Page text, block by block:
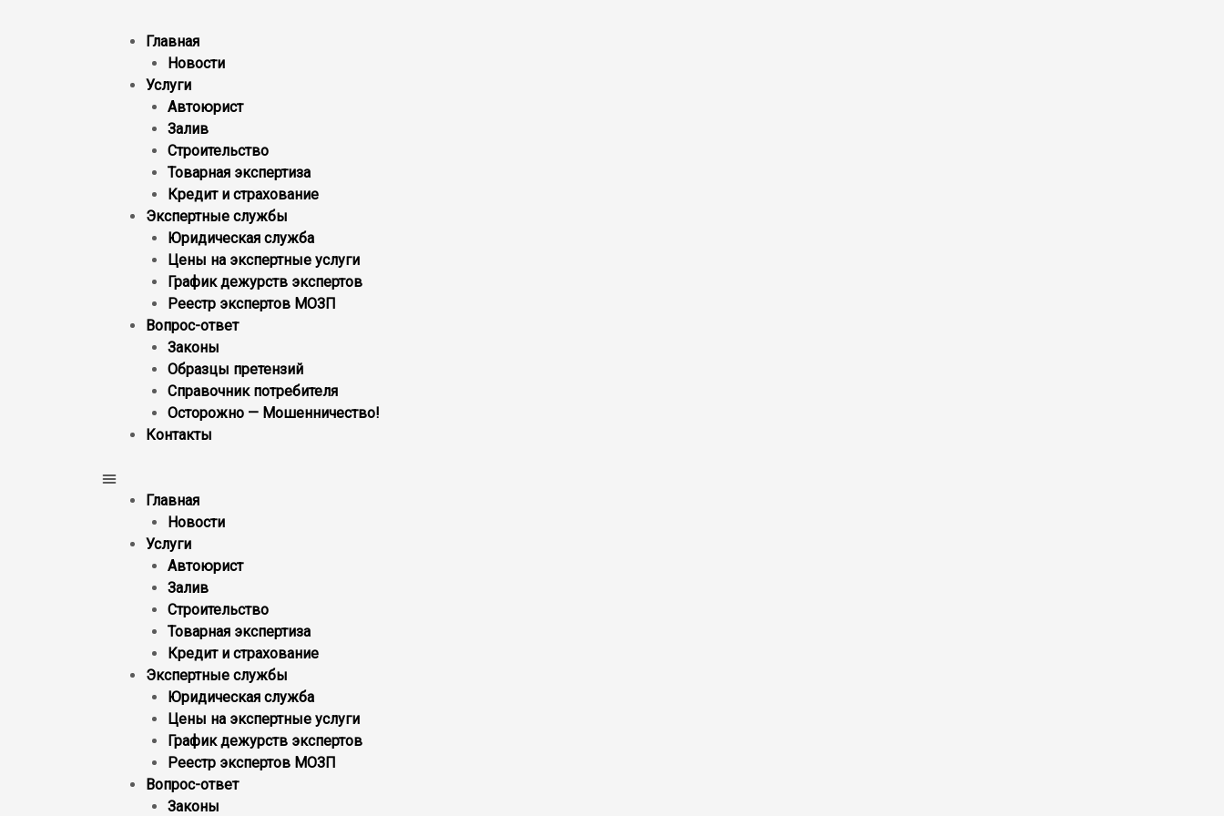
Главная
Новости
Услуги
Автоюрист
Залив
Строительство
Товарная экспертиза
Кредит и страхование
Экспертные службы
Юридическая служба
Цены на экспертные услуги
График дежурств экспертов
Реестр экcпертов МОЗП
Вопрос-ответ
Законы
Образцы претензий
Справочник потребителя
Осторожно — Мошенничество!
Контакты
Главная
Новости
Услуги
Автоюрист
Залив
Строительство
Товарная экспертиза
Кредит и страхование
Экспертные службы
Юридическая служба
Цены на экспертные услуги
График дежурств экспертов
Реестр экcпертов МОЗП
Вопрос-ответ
Законы